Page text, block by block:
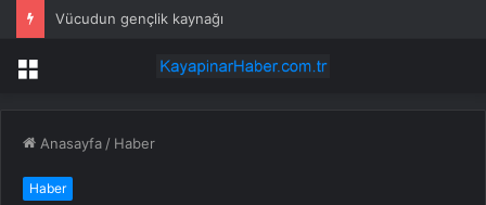
Vücudun gençlik kaynağı
Menü
Anasayfa / Haber
Haber